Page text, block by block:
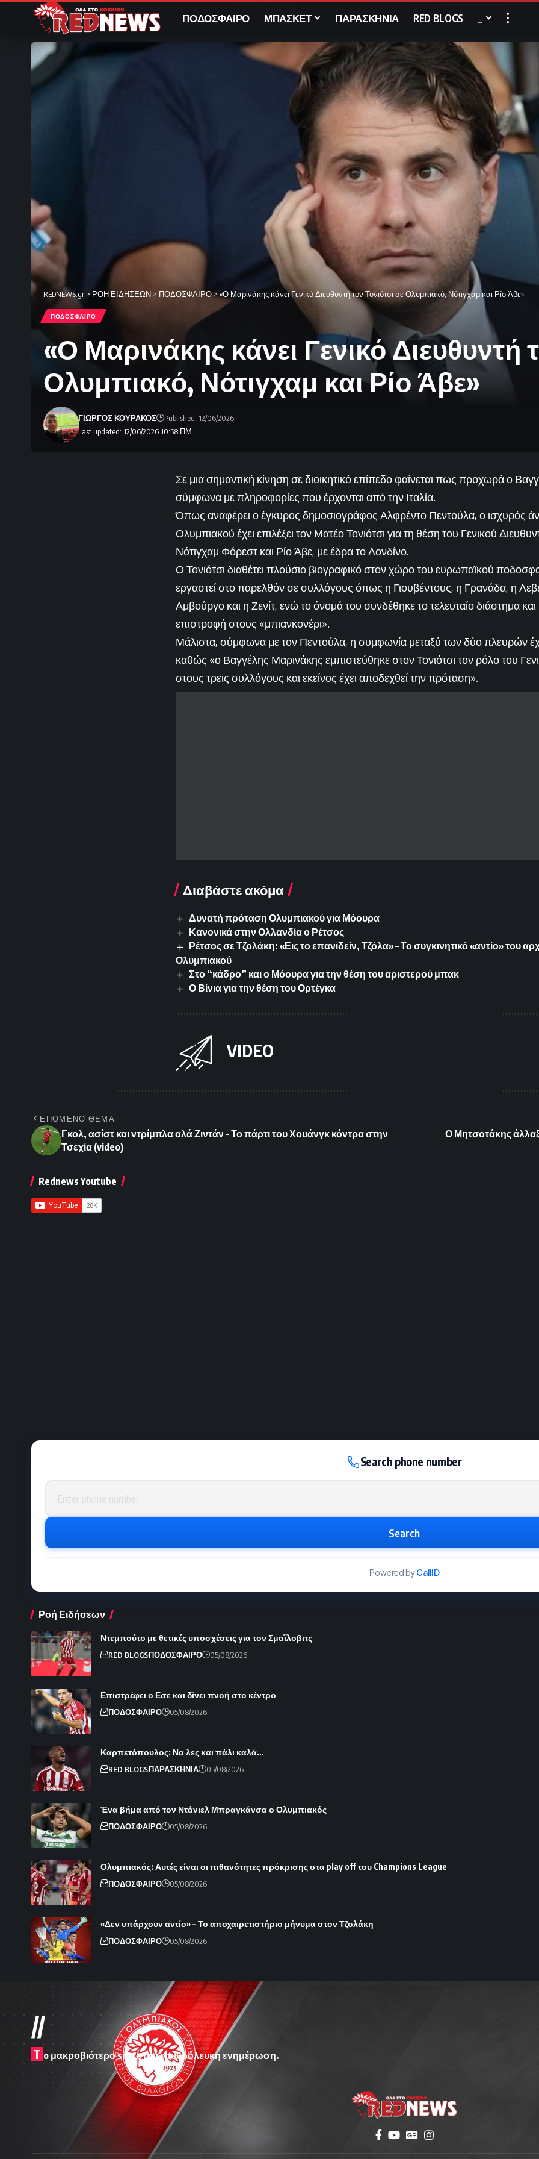
ΠΟΔΟΣΦΑΙΡΟ ΜΠΑΣΚΕΤ ΠΑΡΑΣΚΗΝΙΑ RED BLOGS
REDNEWS.gr > ΡΟΗ ΕΙΔΗΣΕΩΝ > ΠΟΔΟΣΦΑΙΡΟ>«Ο Μαρινάκης κάνει Γενικό Διευθυντή τον Τονιότσι σε Ολυμπιακό, Νότιγχαμ και Ρίο Άβε»
ΠΟΔΟΣΦΑΙΡΟ
«Ο Μαρινάκης κάνει Γενικό Διευθυντή
Ολυμπιακό, Νότιγχαμ και Ρίο Άβε»
Last updated: 12/06/2026 10:58 ΠΜ
ΓΙΩΡΓΟΣ ΚΟΥΡΑΚΟΣ Published: 12/06/2026
Σε μια σημαντική κίνηση σε διοικητικό επίπεδο φαίνεται πως προχωρά ο
σύμφωνα με πληροφορίες που έρχονται από την Ιταλία.
Όπως αναφέρει ο έγκυρος δημοσιογράφος Αλφρέντο Πεντούλα, ο ισχυρός
Ολυμπιακού έχει επιλέξει τον Ματέο Τονιότσι για τη θέση του Γενικού
Νότιγχαμ Φόρεστ και Ρίο Άβε, με έδρα το Λονδίνο.
Ο Τονιότσι διαθέτει πλούσιο βιογραφικό στον χώρο του ευρωπαϊκού
εργαστεί στο παρελθόν σε συλλόγους όπως η Γιουβέντους, η Γρανάδα, η
Αμβούργο και η Ζενίτ, ενώ το όνομά του συνδέθηκε το τελευταίο διάστημα
επιστροφή στους «μπιανκονέρι».
Μάλιστα, σύμφωνα με τον Πεντούλα, η συμφωνία μεταξύ των δύο πλευρών
καθώς «ο Βαγγέλης Μαρινάκης εμπιστεύθηκε στον Τονιότσι τον ρόλο του
στους τρεις συλλόγους και εκείνος έχει αποδεχθεί την πρόταση».
Διαβάστε ακόμα
Δυνατή πρόταση Ολυμπιακού για Μόουρα
Κανονικά στην Ολλανδία ο Ρέτσος
Ρέτσος σε Τζολάκη: «Εις το επανιδείν, Τζόλα» – Το συγκινητικό «αντίο» του
Ολυμπιακού
Στο “κάδρο” και ο Μόουρα για την θέση του αριστερού μπακ
Ο Βίνια για την θέση του Ορτέγκα
VIDEO
ΕΠΟΜΕΝΟ ΘΕΜΑ
Γκολ, ασίστ και ντρίμπλα αλά Ζιντάν – Το πάρτι του Χουάνγκ κόντρα στην
Τσεχία (video)
Ο Μητσοτάκης
Rednews Youtube
Search phone number
Phone number
Search
Powered byCallID
Ροή Ειδήσεων
Ντεμπούτο με θετικές υποσχέσεις για τον Σμαΐλοβιτς
RED BLOGSΠΟΔΟΣΦΑΙΡΟ 05/08/2026
Επιστρέφει ο Εσε και δίνει πνοή στο κέντρο
ΠΟΔΟΣΦΑΙΡΟ 05/08/2026
Καρπετόπουλος: Να λες και πάλι καλά…
RED BLOGSΠΑΡΑΣΚΗΝΙΑ 05/08/2026
Ένα βήμα από τον Ντάνιελ Μπραγκάνσα ο Ολυμπιακός
ΠΟΔΟΣΦΑΙΡΟ 05/08/2026
Ολυμπιακός: Αυτές είναι οι πιθανότητες πρόκρισης στα play off του Champions League
ΠΟΔΟΣΦΑΙΡΟ 05/08/2026
«Δεν υπάρχουν αντίο» – Το αποχαιρετιστήριο μήνυμα στον Τζολάκη
ΠΟΔΟΣΦΑΙΡΟ 05/08/2026
//
T o μακροβιότερο site στην ερυθρόλευκη ενημέρωση.